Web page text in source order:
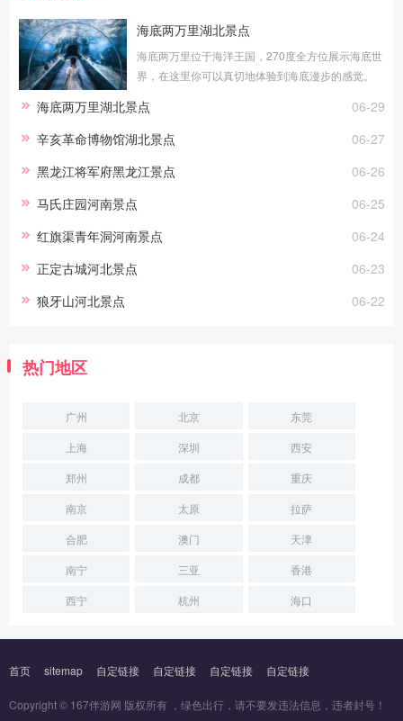
海底两万里湖北景点
海底两万里位于海洋王国，270度全方位展示海底世
界，在这里你可以真切地体验到海底漫步的感觉。
身边游弋，你能看到海洋生灵冲你微笑，
06-29
海底两万里湖北景点
06-27
辛亥革命博物馆湖北景点
06-26
黑龙江将军府黑龙江景点
06-25
马氏庄园河南景点
06-24
红旗渠青年洞河南景点
06-23
正定古城河北景点
06-22
狼牙山河北景点
热门地区
广州 北京
东莞
上海
深圳
西安
郑州
成都
重庆
南京
太原
拉萨
合肥
澳门
天津
南宁
三亚
香港
西宁
杭州 海口
首页 sitemap 自定链接 自定链接 自定链接 自定链接
Copyright © 167伴游网 版权所有 ，绿色出行，请不要发违法信息，违者封号！